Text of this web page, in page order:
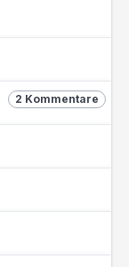
2 Kommentare